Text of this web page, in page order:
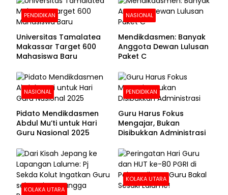
PENDIDIKAN
Universitas Tamalatea
Makassar Target 600
Mahasiswa Baru
NASIONAL
Mendikdasmen: Banyak
Anggota Dewan Lulusan
Paket C
NASIONAL
Pidato Mendikdasmen
Abdul Mu’ti untuk Hari
Guru Nasional 2025
PENDIDIKAN
Guru Harus Fokus
Mengajar, Bukan
Disibukkan Administrasi
KOLAKA UTARA
KOLAKA UTARA